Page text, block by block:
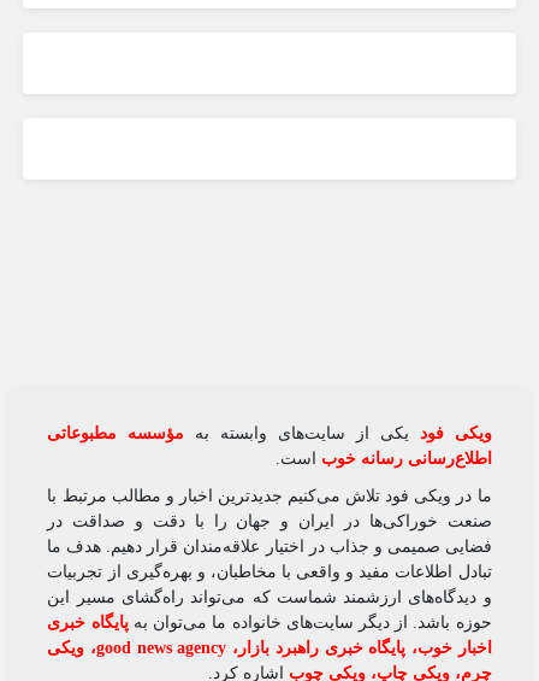
ویکی‌ فودیکی از سایت‌های وابسته به
مؤسسه مطبوعاتی
اطلاع‌رسانی رسانه خوباست.
ما در ویکی‌ فود تلاش می‌کنیم جدیدترین اخبار و مطالب مرتبط با
صنعت خوراکی‌ها در ایران و جهان را با دقت و صداقت در
فضایی صمیمی و جذاب در اختیار علاقه‌مندان قرار دهیم. هدف ما
تبادل اطلاعات مفید و واقعی با مخاطبان، و بهره‌گیری از تجربیات
و دیدگاه‌های ارزشمند شماست که می‌تواند راه‌گشای مسیر این
حوزه باشد. از دیگر سایت‌های خانواده ما می‌توان بهپایگاه خبری
اخبار خوب،پایگاه خبری راهبرد بازار ،good news agency،ویکی
چرم،ویکی چاپ،ویکی چوباشاره کرد.